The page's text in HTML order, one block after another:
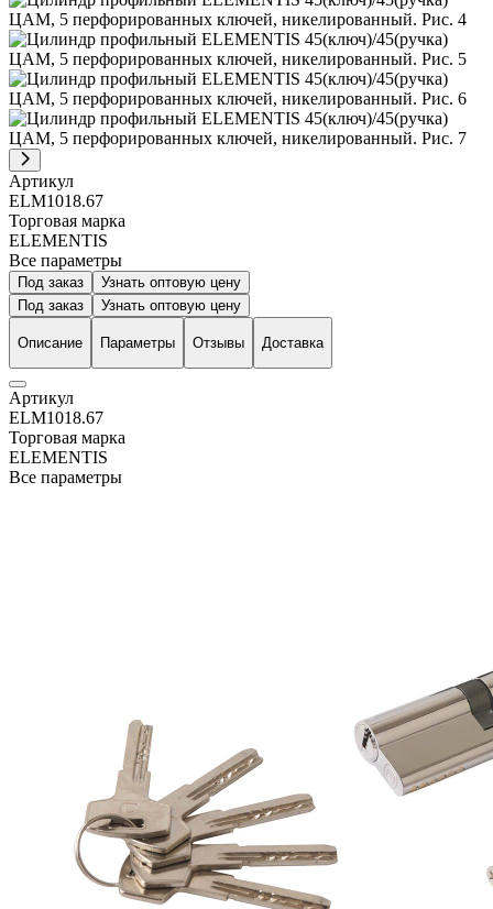
Артикул
ELM1018.67
Торговая марка
ELEMENTIS
Все параметры
Под заказ
Узнать оптовую цену
Под заказ
Узнать оптовую цену
Описание Параметры Отзывы Доставка
Артикул
ELM1018.67
Торговая марка
ELEMENTIS
Все параметры